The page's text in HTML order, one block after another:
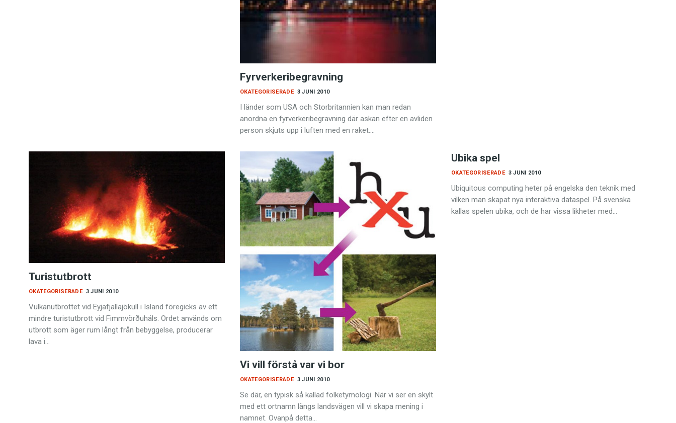
Fyrverkeribegravning
3 JUNI 2010
OKATEGORISERADE
I länder som USA och Storbritannien kan man redan
anordna en fyrverkeribegravning där askan efter en avliden
person skjuts upp i luften med en raket.…
Turistutbrott
3 JUNI 2010
OKATEGORISERADE
Vulkanutbrottet vid Eyjafjallajökull i Island föregicks av ett
mindre turistutbrott vid Fimmvörðuháls. Ordet används om
utbrott som äger rum långt från bebyggelse, producerar
lava i…
Vi vill förstå var vi bor
3 JUNI 2010
OKATEGORISERADE
Se där, en typisk så kallad folketymologi. När vi ser en skylt
med ett ortnamn längs landsvägen vill vi skapa mening i
namnet. Ovanpå detta…
Ubika spel
3 JUNI 2010
OKATEGORISERADE
Ubiquitous computing heter på engelska den teknik med
vilken man skapat nya interaktiva dataspel. På svenska
kallas spelen ubika, och de har vissa likheter med…